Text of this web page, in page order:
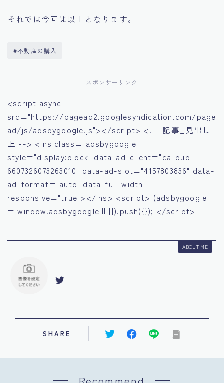
それでは今回は以上となります。
#不動産の購入
スポンサーリンク
<script async
src="https://pagead2.googlesyndication.com/page
ad/js/adsbygoogle.js"></script> <!-- 記事_見出し
上 --> <ins class="adsbygoogle"
style="display:block" data-ad-client="ca-pub-
6607326073263010" data-ad-slot="4157803836" data-
ad-format="auto" data-full-width-
responsive="true"></ins> <script> (adsbygoogle
= window.adsbygoogle || []).push({}); </script>
ABOUT ME
SHARE